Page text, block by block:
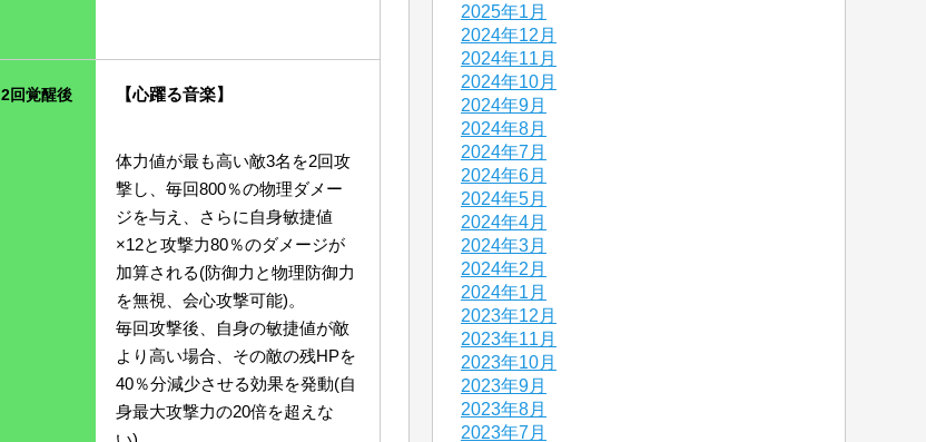
2回覚醒後 【心躍る音楽】
体力値が最も高い敵3名を2回攻
撃し、毎回800％の物理ダメー
ジを与え、さらに自身敏捷値
×12と攻撃力80％のダメージが
加算される(防御力と物理防御力
を無視、会心攻撃可能)。
毎回攻撃後、自身の敏捷値が敵
より高い場合、その敵の残HPを
40％分減少させる効果を発動(自
身最大攻撃力の20倍を超えな
2025年1月
2024年12月
2024年11月
2024年10月
2024年9月
2024年8月
2024年7月
2024年6月
2024年5月
2024年4月
2024年3月
2024年2月
2024年1月
2023年12月
2023年11月
2023年10月
2023年9月
2023年8月
2023年7月